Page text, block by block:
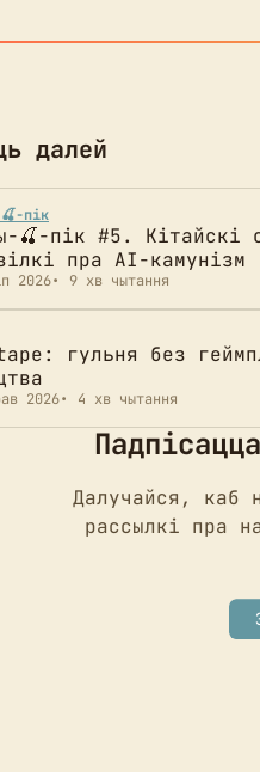
далей
пік
🍒-пік #5. Кітайскі
пра AI-камунізм
2026 9 хв чытання
гульня без
2026 4 хв чытання
Далучайся, каб
рассылкі пра